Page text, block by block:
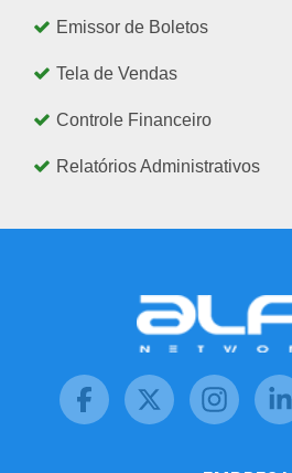
Emissor de Boletos
Tela de Vendas
Controle Financeiro
Relatórios Administrativos